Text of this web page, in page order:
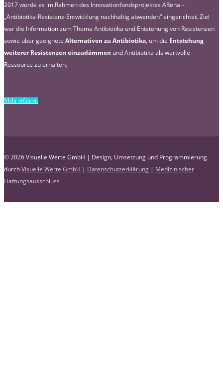
2017 wurde es im Rahmen des Innovationfondsprojektes ARena –
„Antibiotika-Resistenz-Entwicklung nachhaltig abwenden“ eingerichtet. Ziel
war die Information zum Thema Antibiotika und Entstehung von Resistenzen
sowie über geeignete Alternativen zu Antibiotika, um die Entstehung
weiterer Resistenzen einzudämmen und Antibiotika als wertvolle
Ressource zu erhalten.
Mehr erfahren
© 2026 Visuelle Werte GmbH | Design, Umsetzung und Programmierung
durchVisuelle Werte GmbH | Datenschutzerklärung | Medizinischer
Haftungsausschluss